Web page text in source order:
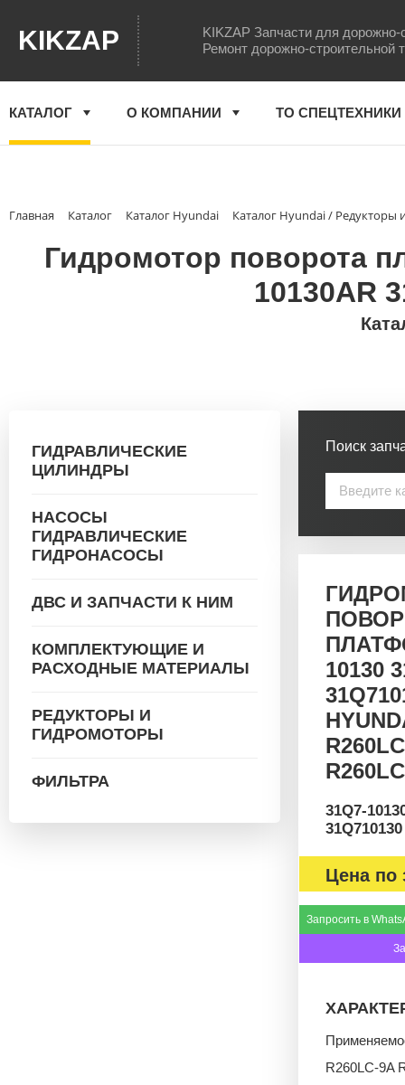
KIKZAP
KIKZAP Запчасти для дорожно-
Ремонт дорожно-строительной
КАТАЛОГ О КОМПАНИИ ТО СПЕЦТЕХНИКИ
Главная Каталог Каталог Hyundai Каталог Hyundai / Редукторы
Гидромотор поворота
10130AR
ГИДРАВЛИЧЕСКИЕ
ЦИЛИНДРЫ
НАСОСЫ
ГИДРАВЛИЧЕСКИЕ
ГИДРОНАСОСЫ
ДВС И ЗАПЧАСТИ К НИМ
КОМПЛЕКТУЮЩИЕ И
РАСХОДНЫЕ МАТЕРИАЛЫ
РЕДУКТОРЫ И
ГИДРОМОТОРЫ
ФИЛЬТРА
Поиск
10130
31Q7-
Цена по
Запросить в
R260LC-9A